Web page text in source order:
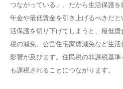
つながっている」、だから生活保護を
年金や最低賃金を引き上げるべきだ
活保護を切り下げてしまうと、最低
税の減免、公営住宅家賃減免など生
影響が及びます。住民税の非課税基
も課税されることにつながります。